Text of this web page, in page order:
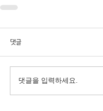
댓글
댓글을 입력하세요.